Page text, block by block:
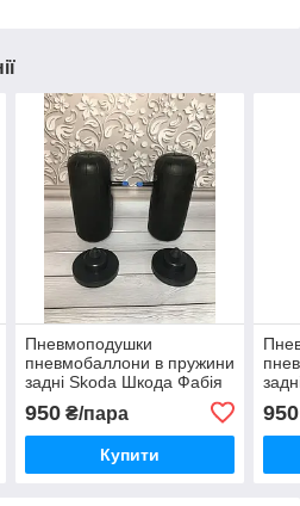
Пневмоподушки
пневмобаллони в пружини
задні Skoda Шкода Фабія
950₴/пара
Купити
950